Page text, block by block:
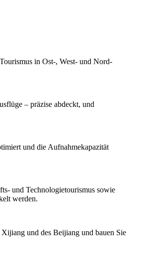
in Ost-, West- und Nord-
– präzise abdeckt, und
und die Aufnahmekapazität
und Technologietourismus sowie
werden.
und des Beijiang und bauen Sie